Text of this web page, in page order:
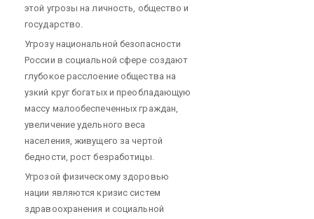
этой угрозы на личность, общество и
государство.
Угрозу национальной безопасности
России в социальной сфере создают
глубокое расслоение общества на
узкий круг богатых и преобладающую
массу малообеспеченных граждан,
увеличение удельного веса
населения, живущего за чертой
бедности, рост безработицы.
Угрозой физическому здоровью
нации являются кризис систем
здравоохранения и социальной